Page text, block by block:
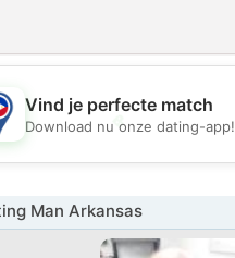
💖
Vind je perfecte match
Download nu onze dating-app!
Man Arkansas